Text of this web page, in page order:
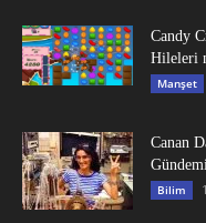
Candy
Hileleri
Manşet
Canan
Bilim